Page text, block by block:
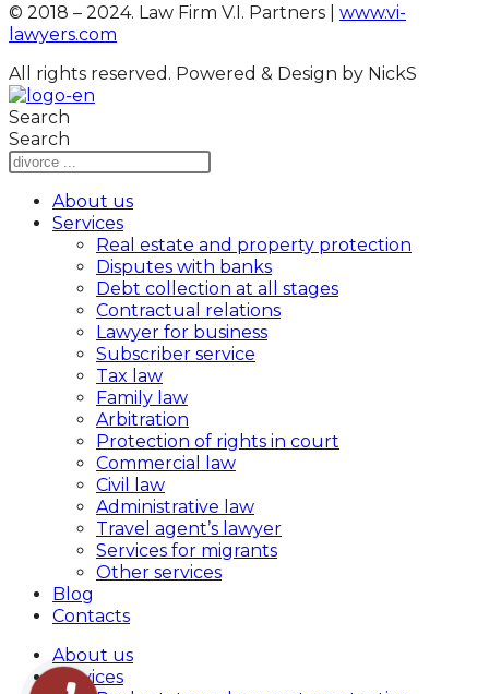
© 2018 – 2024. Law Firm V.I. Partners | www.vi-
lawyers.com
All rights reserved. Powered & Design by NickS
Search
Search
About us
Services
Real estate and property protection
Disputes with banks
Debt collection at all stages
Contractual relations
Lawyer for business
Subscriber service
Tax law
Family law
Arbitration
Protection of rights in court
Commercial law
Civil law
Administrative law
Travel agent’s lawyer
Services for migrants
Other services
Blog
Contacts
About us
Services